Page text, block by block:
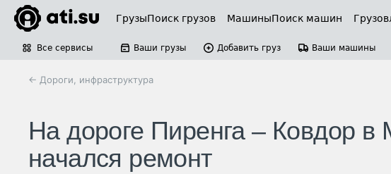
ГрузыПоиск грузов МашиныПоиск машин
Все сервисы Ваши грузы Добавить груз Ваши машины
← Дороги, инфраструктура
На дороге Пиренга – Ковдор в
начался ремонт